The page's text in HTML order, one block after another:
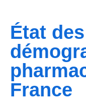
État
France